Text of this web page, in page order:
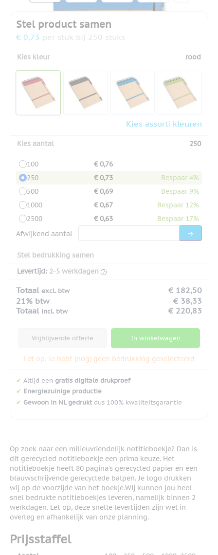
Stel product samen
€ 0,73 per stuk bij 250 stuks
Kies kleur rood
Kies assorti kleuren
Kies aantal 250
100
€ 0,76
250
€ 0,73
Bespaar 4%
500
€ 0,69
Bespaar 9%
1000
€ 0,67
Bespaar 12%
2500
€ 0,63
Bespaar 17%
Afwijkend aantal
Stel bedrukking samen
Levertijd: 2-5 werkdagen
Totaal excl. btw
€ 182,50
21% btw
€ 38,33
Totaal incl. btw € 220,83
Vrijblijvende offerte In winkelwagen
Let op: Je hebt (nog) geen bedrukking geselecteerd
✔ Altijd een gratis digitale drukproef
✔ Energiezuinige productie
✔ Gewoon in NL gedruktdus 100% kwaliteitsgarantie
Op zoek naar een milieuvriendelijk notitieboekje? Dan is
dit gerecycled notitieboekje een prima keuze. Het
notitieboekje heeft 80 pagina's gerecycled papier en een
blauwschrijvende gerecyclede balpen. Je logo drukken
wij op de voorzijde van het boekje.Wij kunnen jou heel
snel bedrukte notitieboekjes leveren, namelijk binnen 2
werkdagen. Let op, deze snelle levertijden zijn wel in
overleg en afhankelijk van onze planning.
Prijsstaffel